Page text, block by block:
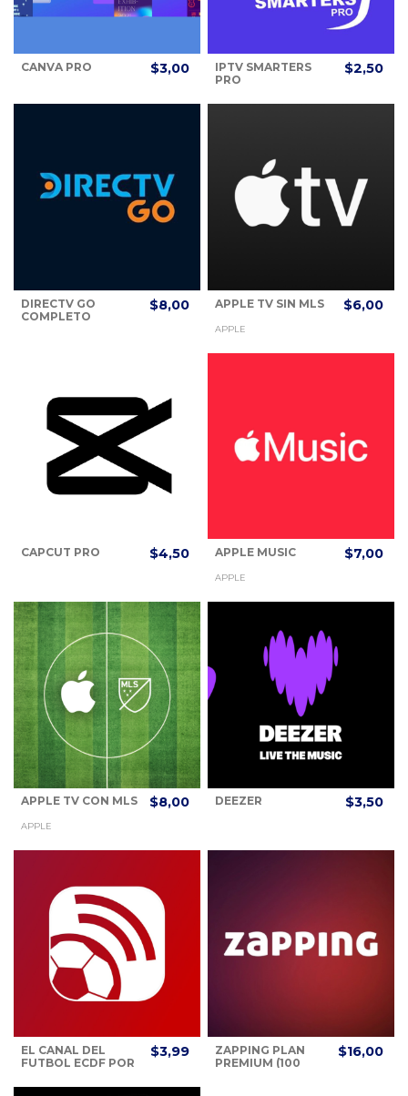
CANVA PRO $3,00
IPTV SMARTERS
PRO
$2,50
DIRECTV GO
COMPLETO
$8,00 APPLE TV SIN MLS
APPLE
$6,00
CAPCUT PRO $4,50 APPLE MUSIC
APPLE
$7,00
APPLE TV CON MLS
APPLE
$8,00 DEEZER $3,50
EL CANAL DEL
FUTBOL ECDF POR
- XTRIM
$3,99
ZAPPING PLAN
PREMIUM (100
$16,00